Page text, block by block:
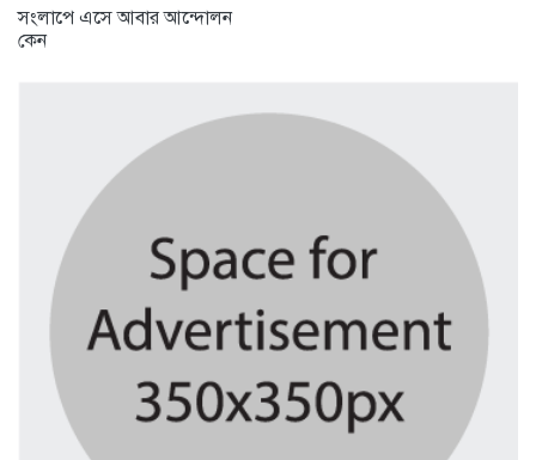
সংলাপে এসে আবার আন্দোলন
কেন